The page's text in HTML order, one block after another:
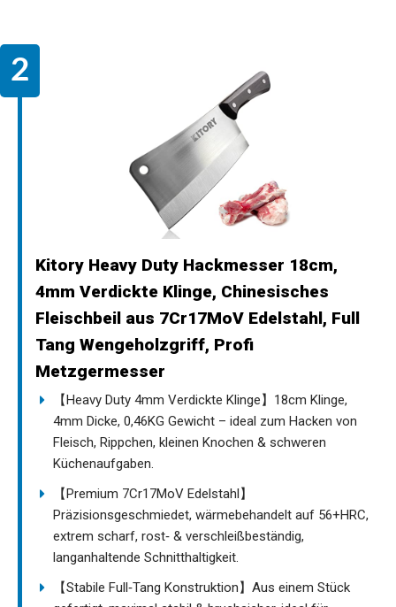
Kitory Heavy Duty Hackmesser 18cm,
4mm Verdickte Klinge, Chinesisches
Fleischbeil aus 7Cr17MoV Edelstahl, Full
Tang Wengeholzgriff, Profi
Metzgermesser
【Heavy Duty 4mm Verdickte Klinge】18cm Klinge,
4mm Dicke, 0,46KG Gewicht – ideal zum Hacken von
Fleisch, Rippchen, kleinen Knochen & schweren
Küchenaufgaben.
【Premium 7Cr17MoV Edelstahl】
Präzisionsgeschmiedet, wärmebehandelt auf 56+HRC,
extrem scharf, rost‑ & verschleißbeständig,
langanhaltende Schnitthaltigkeit.
【Stabile Full‑Tang Konstruktion】Aus einem Stück